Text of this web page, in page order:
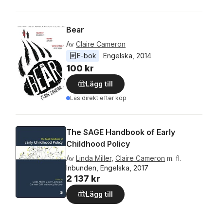
Bear
Av Claire Cameron
E-bok
Engelska, 2014
100 kr
Lägg till
Läs direkt efter köp
The SAGE Handbook of Early
Childhood Policy
Av Linda Miller, Claire Cameron m. fl.
Inbunden, Engelska, 2017
2 137 kr
Lägg till